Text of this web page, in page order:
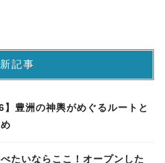
記事
】豊洲の神輿がめぐるルートと
たいならここ！オープンした